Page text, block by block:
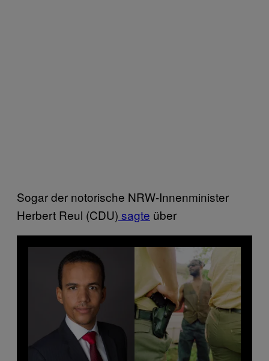
Sogar der notorische NRW-Innenminister
Herbert Reul (CDU) sagte über